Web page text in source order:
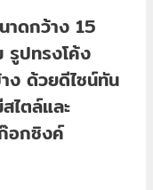
าดกว้าง 15
ปทรงโค้ง
ง ด้วยดีไซน์ทัน
ไตล์และ
อกซิงค์